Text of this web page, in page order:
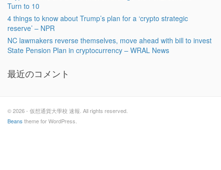
Turn to 10
4 things to know about Trump’s plan for a ‘crypto strategic
reserve’ – NPR
NC lawmakers reverse themselves, move ahead with bill to invest
State Pension Plan in cryptocurrency – WRAL News
最近のコメント
© 2026 - 仮想通貨大學校 速報. All rights reserved.
Beans theme for WordPress.